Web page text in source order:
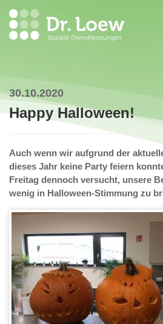
30.10.2020
Happy Halloween!
Auch wenn wir aufgrund der
dieses Jahr keine Party feiern
Freitag dennoch versucht, unsere
wenig in Halloween-Stimmung zu